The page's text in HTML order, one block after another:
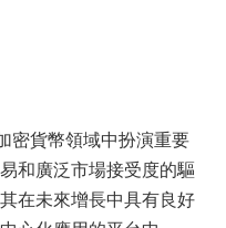
密貨幣領域中扮演重要
和廣泛市場接受度的驅
在未來增長中具有良好